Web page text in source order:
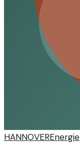
HANNOVEREnergie